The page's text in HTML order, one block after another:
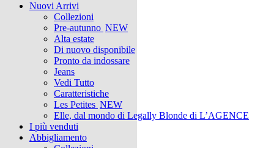
Nuovi Arrivi
Collezioni
Pre-autunno NEW
Alta estate
Di nuovo disponibile
Pronto da indossare
Jeans
Vedi Tutto
Caratteristiche
Les Petites NEW
Elle, dal mondo di Legally Blonde di L’AGENCE
I più venduti
Abbigliamento